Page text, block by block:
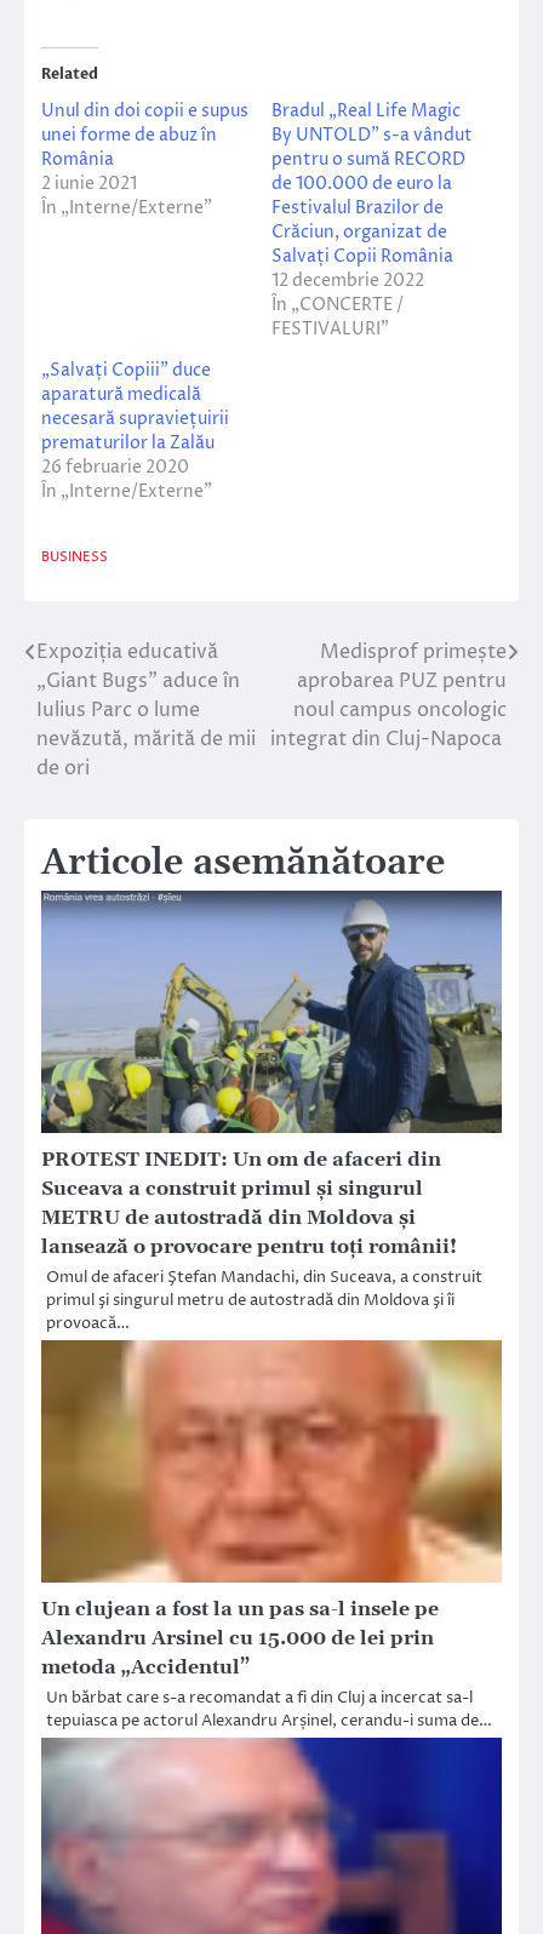
Related
Unul din doi copii e supus
unei forme de abuz în
România
2 iunie 2021
În „Interne/Externe”
Bradul „Real Life Magic
By UNTOLD” s-a vândut
pentru o sumă RECORD
de 100.000 de euro la
Festivalul Brazilor de
Crăciun, organizat de
Salvați Copii România
12 decembrie 2022
În „CONCERTE /
FESTIVALURI”
„Salvați Copiii” duce
aparatură medicală
necesară supraviețuirii
prematurilor la Zalău
26 februarie 2020
În „Interne/Externe”
BUSINESS
Navigare
în
articole
Expoziția educativă
„Giant Bugs” aduce în
Iulius Parc o lume
nevăzută, mărită de mii
de ori
Medisprof primește
aprobarea PUZ pentru
noul campus oncologic
integrat din Cluj-Napoca
Articole asemănătoare
PROTEST INEDIT: Un om de afaceri din
Suceava a construit primul şi singurul
METRU de autostradă din Moldova și
lansează o provocare pentru toți românii!
Omul de afaceri Ştefan Mandachi, din Suceava, a construit
primul şi singurul metru de autostradă din Moldova şi îi
provoacă…
Un clujean a fost la un pas sa-l insele pe
Alexandru Arsinel cu 15.000 de lei prin
metoda „Accidentul”
Un bărbat care s-a recomandat a fi din Cluj a incercat sa-l
tepuiasca pe actorul Alexandru Arșinel, cerandu-i suma de…